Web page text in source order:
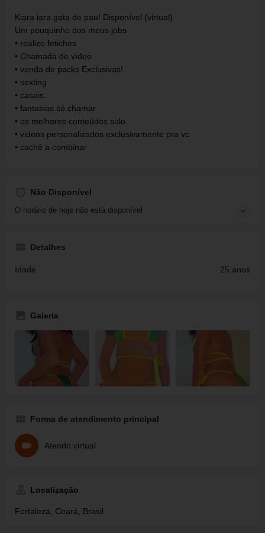
Kiara iara gata de pau! Disponível (virtual)
Um pouquinho dos meus jobs
• realizo fetiches
• Chamada de vídeo
• venda de packs Exclusivas!
• sexting
• casais.
• fantasias só chamar.
• os melhores conteúdos solo.
• videos personalizados exclusivamente pra vc
• cachê a combinar
Não Disponível
O horário de hoje não está disponível
Detalhes
Idade 25 anos
Galeria
Forma de atendimento principal
Atendo virtual
Localização
Fortaleza, Ceará, Brasil